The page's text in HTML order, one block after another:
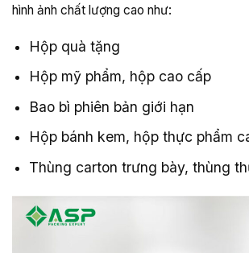
hình ảnh chất lượng cao như:
Hộp quà tặng
Hộp mỹ phẩm, hộp cao cấp
Bao bì phiên bản giới hạn
Hộp bánh kem, hộp thực phẩm
Thùng carton trưng bày, thùng